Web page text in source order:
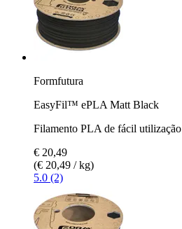
Formfutura
EasyFil™ ePLA Matt Black
Filamento PLA de fácil utilização
€ 20,49
(€ 20,49 / kg)
5.0 (2)